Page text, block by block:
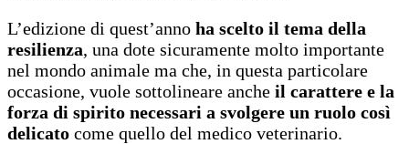
L’edizione di quest’anno ha scelto il tema della
resilienza, una dote sicuramente molto importante
nel mondo animale ma che, in questa particolare
occasione, vuole sottolineare anche il carattere e la
forza di spirito necessari a svolgere un ruolo così
delicato come quello del medico veterinario.